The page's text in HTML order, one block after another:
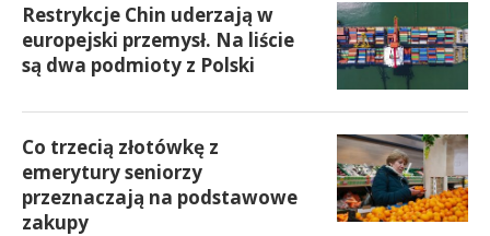
Restrykcje Chin uderzają w
europejski przemysł. Na liście
są dwa podmioty z Polski
Co trzecią złotówkę z
emerytury seniorzy
przeznaczają na podstawowe
zakupy